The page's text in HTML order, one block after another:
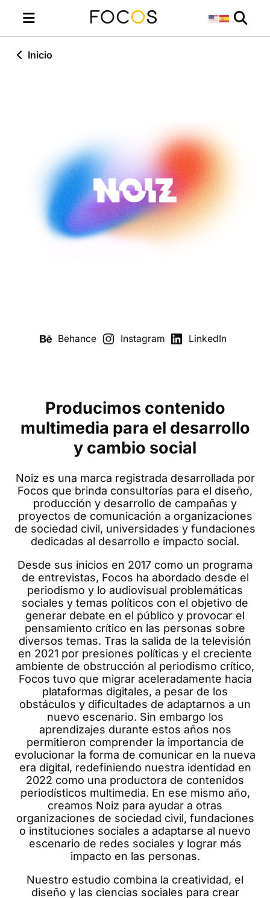
Inicio
Behance Instagram LinkedIn
Producimos contenido
multimedia para el desarrollo
y cambio social
Noiz es una marca registrada desarrollada por
Focos que brinda consultorías para el diseño,
producción y desarrollo de campañas y
proyectos de comunicación a organizaciones
de sociedad civil, universidades y fundaciones
dedicadas al desarrollo e impacto social.
Desde sus inicios en 2017 como un programa
de entrevistas, Focos ha abordado desde el
periodismo y lo audiovisual problemáticas
sociales y temas políticos con el objetivo de
generar debate en el público y provocar el
pensamiento crítico en las personas sobre
diversos temas. Tras la salida de la televisión
en 2021 por presiones políticas y el creciente
ambiente de obstrucción al periodismo crítico,
Focos tuvo que migrar aceleradamente hacia
plataformas digitales, a pesar de los
obstáculos y dificultades de adaptarnos a un
nuevo escenario. Sin embargo los
aprendizajes durante estos años nos
permitieron comprender la importancia de
evolucionar la forma de comunicar en la nueva
era digital, redefiniendo nuestra identidad en
2022 como una productora de contenidos
periodísticos multimedia. En ese mismo año,
creamos Noiz para ayudar a otras
organizaciones de sociedad civil, fundaciones
o instituciones sociales a adaptarse al nuevo
escenario de redes sociales y lograr más
impacto en las personas.
Nuestro estudio combina la creatividad, el
diseño y las ciencias sociales para crear